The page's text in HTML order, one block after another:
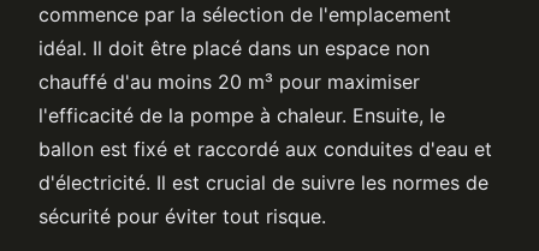
commence par la sélection de l'emplacement
idéal. Il doit être placé dans un espace non
chauffé d'au moins 20 m³ pour maximiser
l'efficacité de la pompe à chaleur. Ensuite, le
ballon est fixé et raccordé aux conduites d'eau et
d'électricité. Il est crucial de suivre les normes de
sécurité pour éviter tout risque.